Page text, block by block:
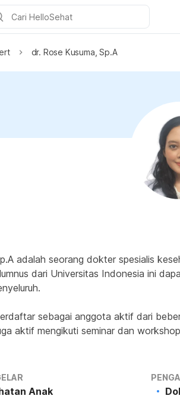
dr. Rose Kusuma, Sp.A
adalah seorang dokter spesialis
dari Universitas Indonesia ini
sebagai anggota aktif dari
aktif mengikuti seminar dan
Anak